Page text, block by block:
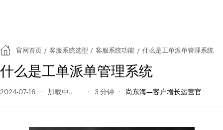
官网首页 / 客服系统选型 / 客服系统功能 / 什么是工单派单管理系统
什么是工单派单管理系统
2024-07-16 408 阅读量 3 分钟 尚东海—客户增长运营官